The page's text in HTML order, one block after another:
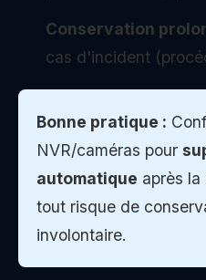
Conservation
cas d'incident
Bonne pratique :
NVR/caméras pour
automatique après
tout risque de
involontaire.